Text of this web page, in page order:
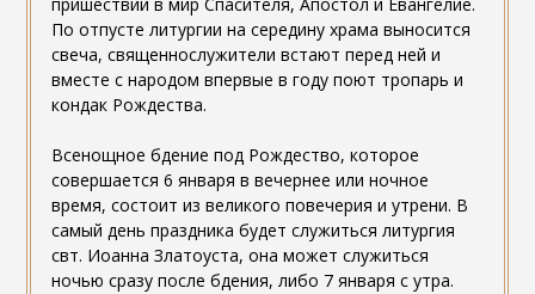
пришествии в мир Спасителя, Апостол и Евангелие.
По отпусте литургии на середину храма выносится
свеча, священнослужители встают перед ней и
вместе с народом впервые в году поют тропарь и
кондак Рождества.
Всенощное бдение под Рождество, которое
совершается 6 января в вечернее или ночное
время, состоит из великого повечерия и утрени. В
самый день праздника будет служиться литургия
свт. Иоанна Златоуста, она может служиться
ночью сразу после бдения, либо 7 января с утра.